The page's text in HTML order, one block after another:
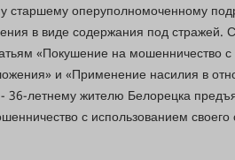
старшему оперуполномоченному
в виде содержания под стражей.
«Покушение на мошенничество с
и «Применение насилия в
36-летнему жителю Белорецка
с использованием своего